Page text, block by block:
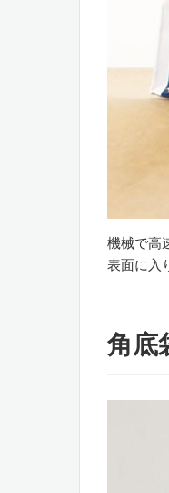
機械で高
表面に入
角底